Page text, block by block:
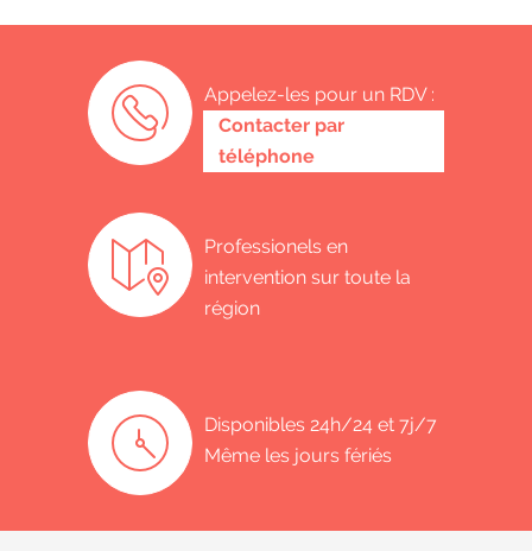
Appelez-les pour un RDV :
0485 58 62 32
Contacter par
téléphone
Professionels en
intervention sur toute la
région
Disponibles 24h/24 et 7j/7
Même les jours fériés